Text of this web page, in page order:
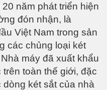
năm phát triển hiện
đón nhận, là
Việt Nam trong sản
các chủng loại két
Nhà máy đã xuất khẩu
toàn thế giới, đặc
két sắt của nhà